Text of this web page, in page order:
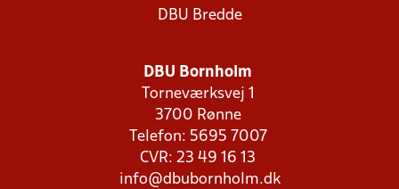
DBU Bredde
DBU Bornholm
Torneværksvej 1
3700 Rønne
Telefon: 5695 7007
CVR: 23 49 16 13
info@dbubornholm.dk